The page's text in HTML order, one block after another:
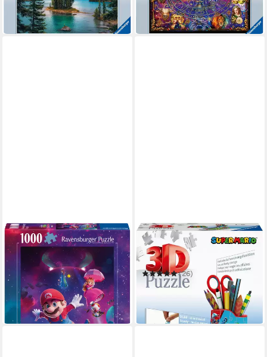
-24%
in 4-5 Werktagen bei dir
-23%
in 2-3 Werktagen bei dir
RAVENSBURGER
Puzzle Nintendo Super Mario:
Galaktische Abenteuer!
ab 15,49 €
in 2-3 Werktagen bei dir
RAVENSBURGER
3D-Puzzle Sneaker Super
Mario
(26)
ab 19,63 € UVP 25,99 €
in 1-2 Werktagen bei dir